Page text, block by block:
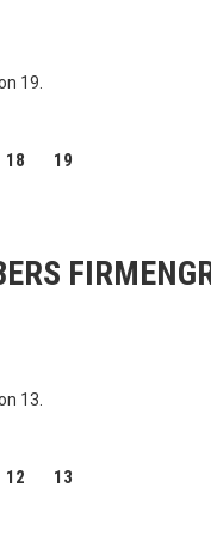
19.
18 19
13.
12 13